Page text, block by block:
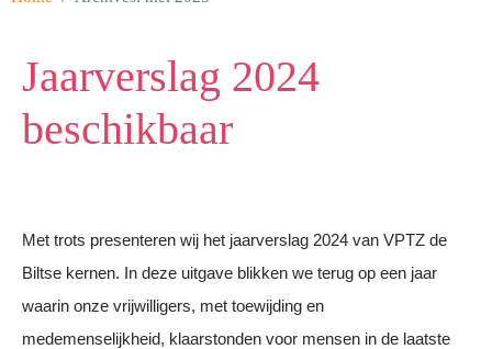
Jaarverslag 2024
beschikbaar
Met trots presenteren wij het jaarverslag 2024 van VPTZ de
Biltse kernen. In deze uitgave blikken we terug op een jaar
waarin onze vrijwilligers, met toewijding en
medemenselijkheid, klaarstonden voor mensen in de laatste